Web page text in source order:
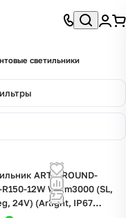
светильники
ART-GROUND-
R150-12W Warm3000 (SL,
24V) (Arlight, IP67